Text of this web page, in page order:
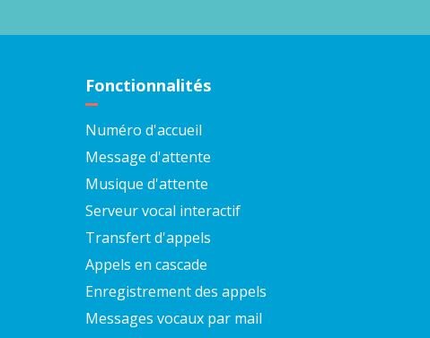
Fonctionnalités
Numéro d'accueil
Message d'attente
Musique d'attente
Serveur vocal interactif
Transfert d'appels
Appels en cascade
Enregistrement des appels
Messages vocaux par mail